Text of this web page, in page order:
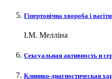
Гіпертонічна хвороба і
І.М. Мелліна
Сексуальная активность и
Клинико-диагностическая